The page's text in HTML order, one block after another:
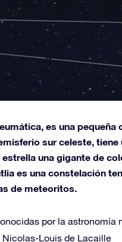
es una pequeña
sur celeste,
una gigante de
es una constelación
de meteoritos.
por la astronomía
Louis de Lacaille